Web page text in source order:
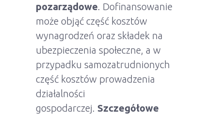
pozarządowe . Dofinansowanie
może objąć część kosztów
wynagrodzeń oraz składek na
ubezpieczenia społeczne, a w
przypadku samozatrudnionych
część kosztów prowadzenia
działalności
gospodarczej. Szczegółowe